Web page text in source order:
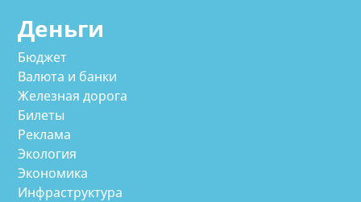
Деньги
Бюджет
Валюта и банки
Железная дорога
Билеты
Реклама
Экология
Экономика
Инфраструктура